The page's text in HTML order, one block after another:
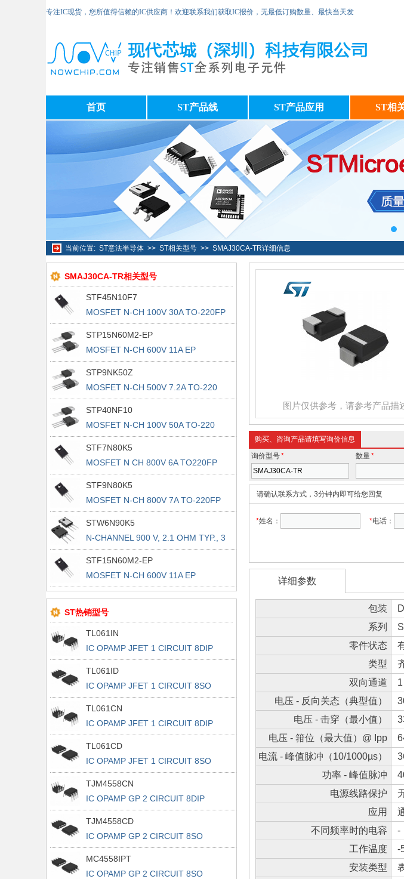
专注IC现货，您所值得信赖的IC供应商！欢迎联系我们获取IC报价，无最低订购数量、最快当天发
首页 ST产品线 ST产品应用 ST相
当前位置: ST意法半导体 >> ST相关型号 >> SMAJ30CA-TR详细信息
SMAJ30CA-TR相关型号
STF45N10F7
MOSFET N-CH 100V 30A TO-220FP
STP15N60M2-EP
MOSFET N-CH 600V 11A EP
TO220AB
STP9NK50Z
MOSFET N-CH 500V 7.2A TO-220
STP40NF10
MOSFET N-CH 100V 50A TO-220
STF7N80K5
MOSFET N CH 800V 6A TO220FP
STF9N80K5
MOSFET N-CH 800V 7A TO-220FP
STW6N90K5
N-CHANNEL 900 V, 2.1 OHM TYP., 3
STF15N60M2-EP
MOSFET N-CH 600V 11A EP
TO220FP
ST热销型号
TL061IN
IC OPAMP JFET 1 CIRCUIT 8DIP
TL061ID
IC OPAMP JFET 1 CIRCUIT 8SO
TL061CN
IC OPAMP JFET 1 CIRCUIT 8DIP
TL061CD
IC OPAMP JFET 1 CIRCUIT 8SO
TJM4558CN
IC OPAMP GP 2 CIRCUIT 8DIP
TJM4558CD
IC OPAMP GP 2 CIRCUIT 8SO
MC4558IPT
IC OPAMP GP 2 CIRCUIT 8SO
图片仅供参考，请参考产品描
购买、咨询产品请填写询价信息
询价型号* 数量*
请确认联系方式，3分钟内即可给您回复
*姓名： *电话：
详细参数
包装
系列
零件状态
类型
双向通道
1
电压 - 反向关态（典型值）
电压 - 击穿（最小值）
电压 - 箝位（最大值）@ Ipp
电流 - 峰值脉冲（10/1000µs）
功率 - 峰值脉冲
电源线路保护
应用
不同频率时的电容
-
工作温度
-
安装类型